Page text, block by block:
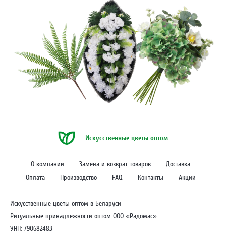
Искусственные цветы оптом
О компании Замена и возврат товаров
Доставка
Оплата
Производство FAQ Контакты Акции
Искусственные цветы оптом в Беларуси
Ритуальные принадлежности оптом ООО «Радомас»
УНП: 790682483